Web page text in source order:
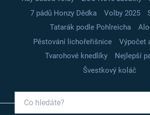
7 pádů Honzy Dědka
Volby 2025
Tatarák podle Pohlreicha
Pěstování lichořeřišnice
Výpočet
Tvarohové knedlíky
Nejlepší
Švestkový koláč